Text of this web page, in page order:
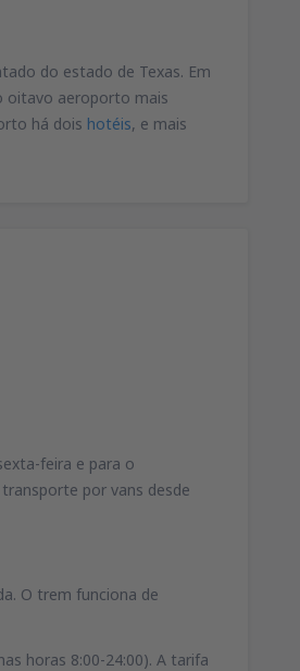
do estado de Texas. Em
oitavo aeroporto mais
há dois hotéis, e mais
feira e para o
por vans desde
O trem funciona de
horas 8:00-24:00). A tarifa